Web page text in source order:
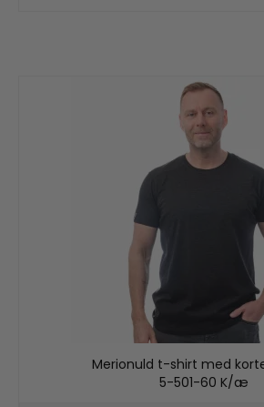
Merionuld t-shirt med
5-501-60 K/æ